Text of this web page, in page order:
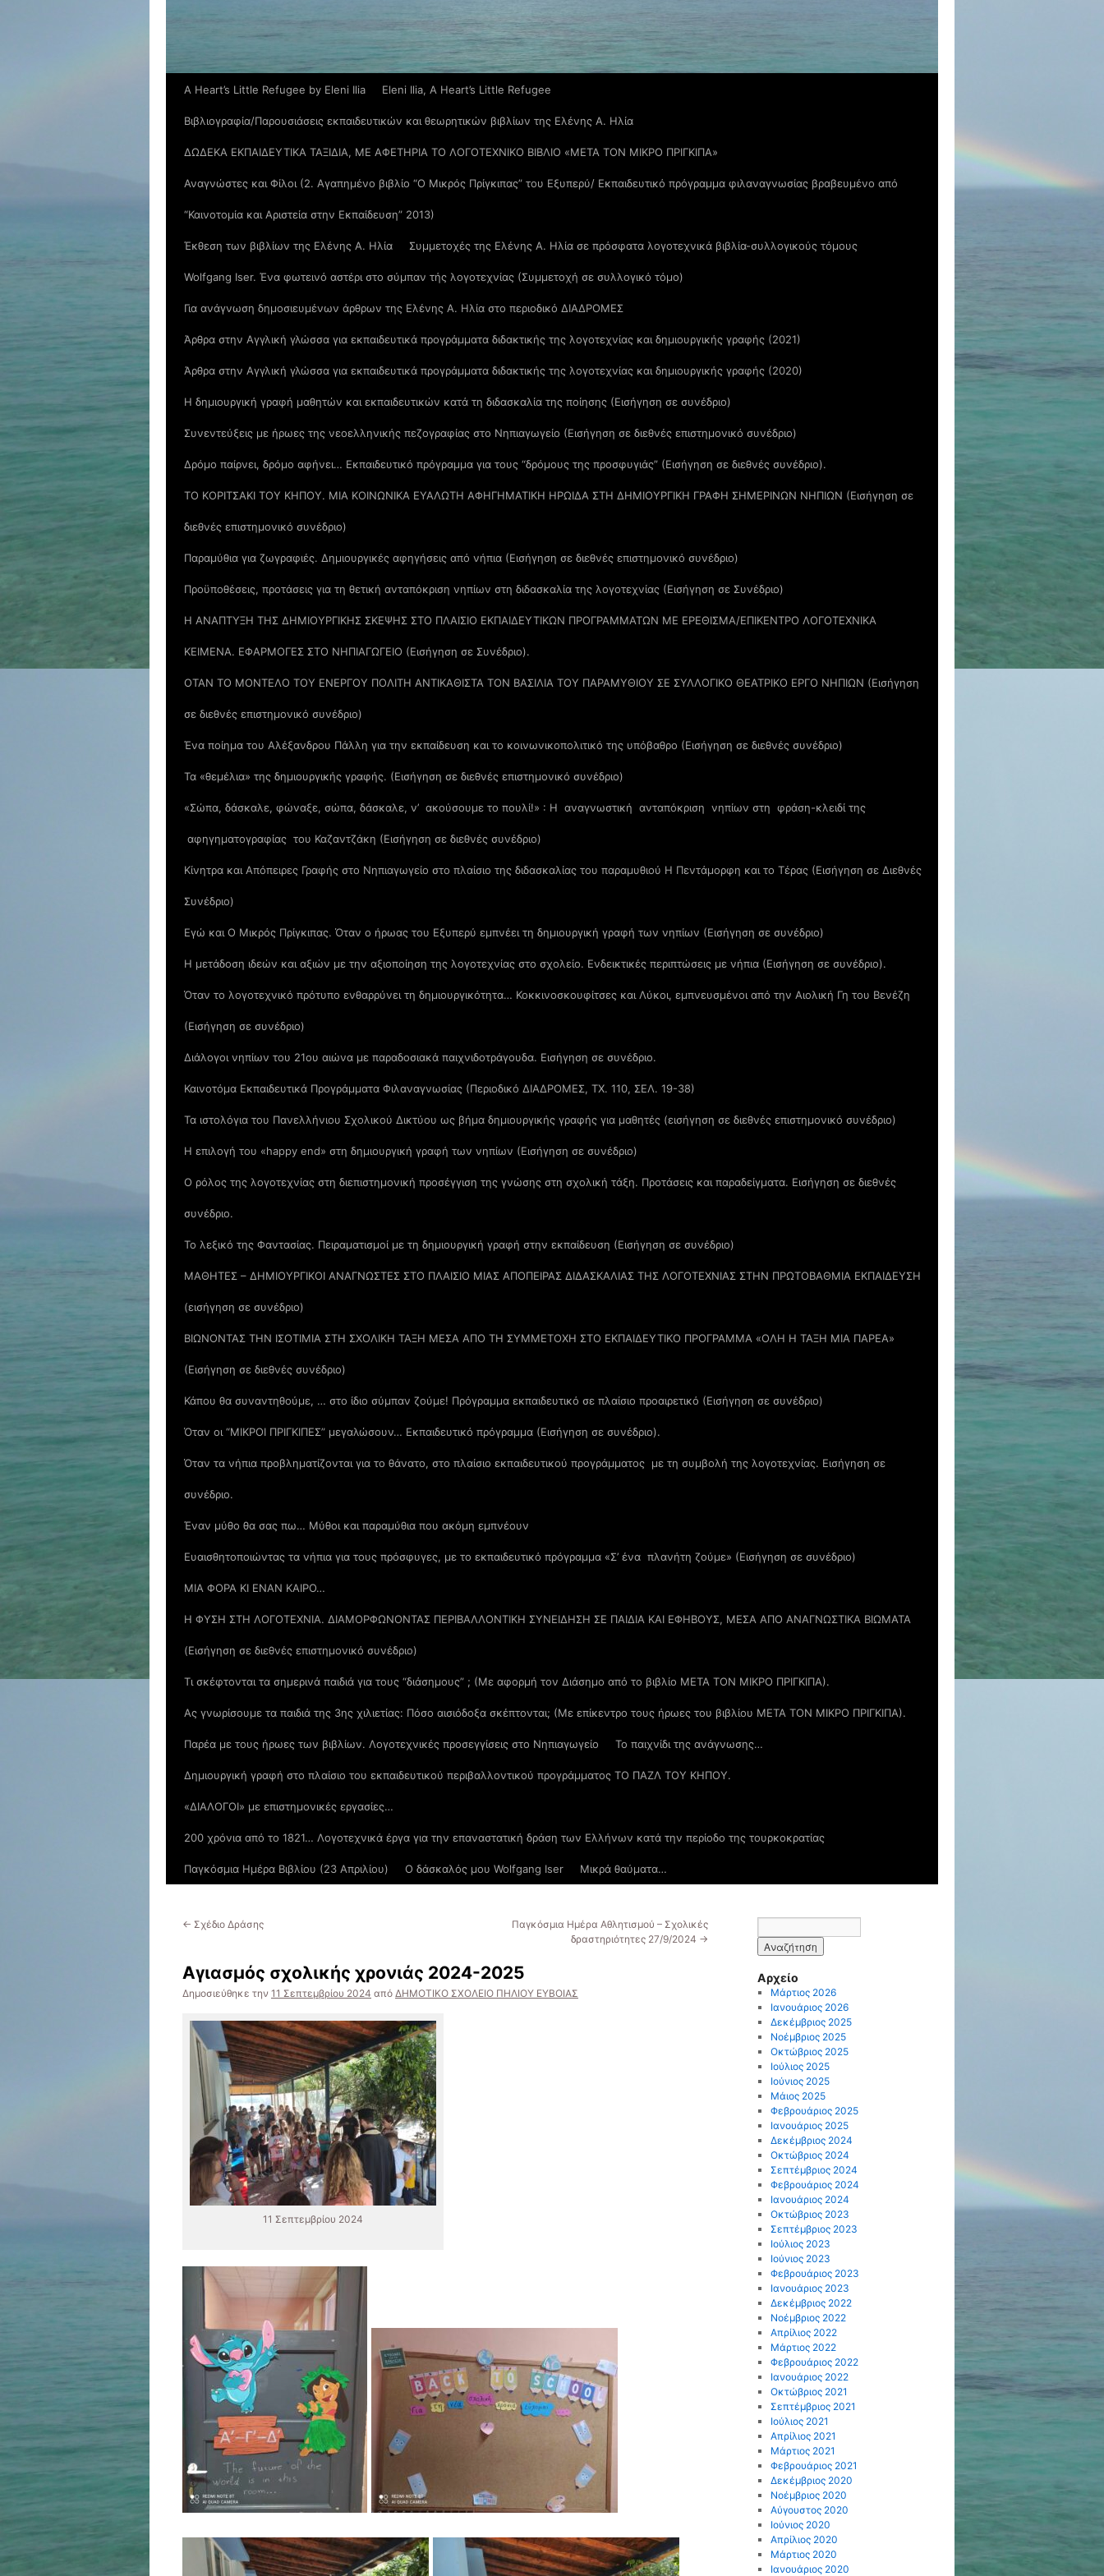
A Heart’s Little Refugee by Eleni Ilia Eleni Ilia, A Heart’s Little Refugee
Βιβλιογραφία/Παρουσιάσεις εκπαιδευτικών και θεωρητικών βιβλίων της Ελένης Α. Ηλία
ΔΩΔΕΚΑ ΕΚΠΑΙΔΕΥΤΙΚΑ ΤΑΞΙΔΙΑ, ΜΕ ΑΦΕΤΗΡΙΑ ΤΟ ΛΟΓΟΤΕΧΝΙΚΟ ΒΙΒΛΙΟ «ΜΕΤΑ ΤΟΝ ΜΙΚΡΟ ΠΡΙΓΚΙΠΑ»
Αναγνώστες και Φίλοι (2. Αγαπημένο βιβλίο “Ο Μικρός Πρίγκιπας” του Εξυπερύ/ Εκπαιδευτικό πρόγραμμα φιλαναγνωσίας βραβευμένο από
“Καινοτομία και Αριστεία στην Εκπαίδευση” 2013)
Έκθεση των βιβλίων της Ελένης Α. Ηλία Συμμετοχές της Ελένης Α. Ηλία σε πρόσφατα λογοτεχνικά βιβλία-συλλογικούς τόμους
Wolfgang Iser. Ένα φωτεινό αστέρι στο σύμπαν τής λογοτεχνίας (Συμμετοχή σε συλλογικό τόμο)
Για ανάγνωση δημοσιευμένων άρθρων της Ελένης Α. Ηλία στο περιοδικό ΔΙΑΔΡΟΜΕΣ
Άρθρα στην Αγγλική γλώσσα για εκπαιδευτικά προγράμματα διδακτικής της λογοτεχνίας και δημιουργικής γραφής (2021)
Άρθρα στην Αγγλική γλώσσα για εκπαιδευτικά προγράμματα διδακτικής της λογοτεχνίας και δημιουργικής γραφής (2020)
Η δημιουργική γραφή μαθητών και εκπαιδευτικών κατά τη διδασκαλία της ποίησης (Εισήγηση σε συνέδριο)
Συνεντεύξεις με ήρωες της νεοελληνικής πεζογραφίας στο Νηπιαγωγείο (Εισήγηση σε διεθνές επιστημονικό συνέδριο)
Δρόμο παίρνει, δρόμο αφήνει… Εκπαιδευτικό πρόγραμμα για τους “δρόμους της προσφυγιάς” (Εισήγηση σε διεθνές συνέδριο).
ΤΟ ΚΟΡΙΤΣΑΚΙ ΤΟΥ ΚΗΠΟΥ. ΜΙΑ ΚΟΙΝΩΝΙΚΑ ΕΥΑΛΩΤΗ ΑΦΗΓΗΜΑΤΙΚΗ ΗΡΩΙΔΑ ΣΤΗ ΔΗΜΙΟΥΡΓΙΚΗ ΓΡΑΦΗ ΣΗΜΕΡΙΝΩΝ ΝΗΠΙΩΝ (Εισήγηση σε
διεθνές επιστημονικό συνέδριο)
Παραμύθια για ζωγραφιές. Δημιουργικές αφηγήσεις από νήπια (Εισήγηση σε διεθνές επιστημονικό συνέδριο)
Προϋποθέσεις, προτάσεις για τη θετική ανταπόκριση νηπίων στη διδασκαλία της λογοτεχνίας (Εισήγηση σε Συνέδριο)
Η ΑΝΑΠΤΥΞΗ ΤΗΣ ΔΗΜΙΟΥΡΓΙΚΗΣ ΣΚΕΨΗΣ ΣΤΟ ΠΛΑΙΣΙΟ ΕΚΠΑΙΔΕΥΤΙΚΩΝ ΠΡΟΓΡΑΜΜΑΤΩΝ ΜΕ ΕΡΕΘΙΣΜΑ/ΕΠΙΚΕΝΤΡΟ ΛΟΓΟΤΕΧΝΙΚΑ
ΚΕΙΜΕΝΑ. ΕΦΑΡΜΟΓΕΣ ΣΤΟ ΝΗΠΙΑΓΩΓΕΙΟ (Εισήγηση σε Συνέδριο).
ΟΤΑΝ ΤΟ ΜΟΝΤΕΛΟ ΤΟΥ ΕΝΕΡΓΟΥ ΠΟΛΙΤΗ ΑΝΤΙΚΑΘΙΣΤΑ ΤΟΝ ΒΑΣΙΛΙΑ ΤΟΥ ΠΑΡΑΜΥΘΙΟΥ ΣΕ ΣΥΛΛΟΓΙΚΟ ΘΕΑΤΡΙΚΟ ΕΡΓΟ ΝΗΠΙΩΝ (Εισήγηση
σε διεθνές επιστημονικό συνέδριο)
Ένα ποίημα του Αλέξανδρου Πάλλη για την εκπαίδευση και το κοινωνικοπολιτικό της υπόβαθρο (Εισήγηση σε διεθνές συνέδριο)
Τα «θεµέλια» της δηµιουργικής γραφής. (Εισήγηση σε διεθνές επιστημονικό συνέδριο)
«Σώπα, δάσκαλε, φώναξε, σώπα, δάσκαλε, ν’ ακούσουμε το πουλί!» : Η αναγνωστική ανταπόκριση νηπίων στη φράση-κλειδί της
αφηγηματογραφίας του Καζαντζάκη (Εισήγηση σε διεθνές συνέδριο)
Κίνητρα και Απόπειρες Γραφής στο Νηπιαγωγείο στο πλαίσιο της διδασκαλίας του παραμυθιού Η Πεντάμορφη και το Τέρας (Εισήγηση σε Διεθνές
Συνέδριο)
Εγώ και Ο Μικρός Πρίγκιπας. Όταν ο ήρωας του Εξυπερύ εμπνέει τη δημιουργική γραφή των νηπίων (Εισήγηση σε συνέδριο)
Η μετάδοση ιδεών και αξιών με την αξιοποίηση της λογοτεχνίας στο σχολείο. Ενδεικτικές περιπτώσεις με νήπια (Εισήγηση σε συνέδριο).
Όταν το λογοτεχνικό πρότυπο ενθαρρύνει τη δημιουργικότητα… Κοκκινοσκουφίτσες και Λύκοι, εμπνευσμένοι από την Αιολική Γη του Βενέζη
(Εισήγηση σε συνέδριο)
Διάλογοι νηπίων του 21ου αιώνα με παραδοσιακά παιχνιδοτράγουδα. Εισήγηση σε συνέδριο.
Καινοτόμα Εκπαιδευτικά Προγράμματα Φιλαναγνωσίας (Περιοδικό ΔΙΑΔΡΟΜΕΣ, ΤΧ. 110, ΣΕΛ. 19-38)
Τα ιστολόγια του Πανελλήνιου Σχολικού Δικτύου ως βήμα δημιουργικής γραφής για μαθητές (εισήγηση σε διεθνές επιστημονικό συνέδριο)
Η επιλογή του «happy end» στη δημιουργική γραφή των νηπίων (Εισήγηση σε συνέδριο)
Ο ρόλος της λογοτεχνίας στη διεπιστημονική προσέγγιση της γνώσης στη σχολική τάξη. Προτάσεις και παραδείγματα. Εισήγηση σε διεθνές
συνέδριο.
Το λεξικό της Φαντασίας. Πειραματισμοί με τη δημιουργική γραφή στην εκπαίδευση (Εισήγηση σε συνέδριο)
ΜΑΘΗΤΕΣ – ΔΗΜΙΟΥΡΓΙΚΟΙ ΑΝΑΓΝΩΣΤΕΣ ΣΤΟ ΠΛΑΙΣΙΟ ΜΙΑΣ ΑΠΟΠΕΙΡΑΣ ΔΙΔΑΣΚΑΛΙΑΣ ΤΗΣ ΛΟΓΟΤΕΧΝΙΑΣ ΣΤΗΝ ΠΡΩΤΟΒΑΘΜΙΑ ΕΚΠΑΙΔΕΥΣΗ
(εισήγηση σε συνέδριο)
ΒΙΩΝΟΝΤΑΣ ΤΗΝ ΙΣΟΤΙΜΙΑ ΣΤΗ ΣΧΟΛΙΚΗ ΤΑΞΗ ΜΕΣΑ ΑΠΟ ΤΗ ΣΥΜΜΕΤΟΧΗ ΣΤΟ ΕΚΠΑΙΔΕΥΤΙΚΟ ΠΡΟΓΡΑΜΜΑ «ΟΛΗ Η ΤΑΞΗ ΜΙΑ ΠΑΡΕΑ»
(Εισήγηση σε διεθνές συνέδριο)
Κάπου θα συναντηθούμε, … στο ίδιο σύμπαν ζούμε! Πρόγραμμα εκπαιδευτικό σε πλαίσιο προαιρετικό (Εισήγηση σε συνέδριο)
Όταν οι “ΜΙΚΡΟΙ ΠΡΙΓΚΙΠΕΣ” μεγαλώσουν… Εκπαιδευτικό πρόγραμμα (Εισήγηση σε συνέδριο).
Όταν τα νήπια προβληματίζονται για το θάνατο, στο πλαίσιο εκπαιδευτικού προγράμματος με τη συμβολή της λογοτεχνίας. Εισήγηση σε
συνέδριο.
Έναν μύθο θα σας πω… Μύθοι και παραμύθια που ακόμη εμπνέουν
Ευαισθητοποιώντας τα νήπια για τους πρόσφυγες, με το εκπαιδευτικό πρόγραμμα «Σ’ ένα πλανήτη ζούμε» (Εισήγηση σε συνέδριο)
ΜΙΑ ΦΟΡΑ ΚΙ ΕΝΑΝ ΚΑΙΡΟ…
Η ΦΥΣΗ ΣΤΗ ΛΟΓΟΤΕΧΝΙΑ. ΔΙΑΜΟΡΦΩΝΟΝΤΑΣ ΠΕΡΙΒΑΛΛΟΝΤΙΚΗ ΣΥΝΕΙΔΗΣΗ ΣΕ ΠΑΙΔΙΑ ΚΑΙ ΕΦΗΒΟΥΣ, ΜΕΣΑ ΑΠΟ ΑΝΑΓΝΩΣΤΙΚΑ ΒΙΩΜΑΤΑ
(Εισήγηση σε διεθνές επιστημονικό συνέδριο)
Τι σκέφτονται τα σημερινά παιδιά για τους “διάσημους” ; (Με αφορμή τον Διάσημο από το βιβλίο ΜΕΤΑ ΤΟΝ ΜΙΚΡΟ ΠΡΙΓΚΙΠΑ).
Ας γνωρίσουμε τα παιδιά της 3ης χιλιετίας: Πόσο αισιόδοξα σκέπτονται; (Με επίκεντρο τους ήρωες του βιβλίου ΜΕΤΑ ΤΟΝ ΜΙΚΡΟ ΠΡΙΓΚΙΠΑ).
Παρέα με τους ήρωες των βιβλίων. Λογοτεχνικές προσεγγίσεις στο Νηπιαγωγείο Το παιχνίδι της ανάγνωσης…
Δημιουργική γραφή στο πλαίσιο του εκπαιδευτικού περιβαλλοντικού προγράμματος ΤΟ ΠΑΖΛ ΤΟΥ ΚΗΠΟΥ.
«ΔΙΑΛΟΓΟΙ» με επιστημονικές εργασίες…
200 χρόνια από το 1821… Λογοτεχνικά έργα για την επαναστατική δράση των Ελλήνων κατά την περίοδο της τουρκοκρατίας
Παγκόσμια Ημέρα Βιβλίου (23 Απριλίου) Ο δάσκαλός μου Wolfgang Iser Μικρά θαύματα…
← Σχέδιο Δράσης
Παγκόσμια Ημέρα Αθλητισμού – Σχολικές
δραστηριότητες 27/9/2024 →
Αγιασμός σχολικής χρονιάς 2024-2025
Δημοσιεύθηκε την 11 Σεπτεμβρίου 2024 από ΔΗΜΟΤΙΚΟ ΣΧΟΛΕΙΟ ΠΗΛΙΟΥ ΕΥΒΟΙΑΣ
11 Σεπτεμβρίου 2024
Αρχείο
Μάρτιος 2026
Ιανουάριος 2026
Δεκέμβριος 2025
Νοέμβριος 2025
Οκτώβριος 2025
Ιούλιος 2025
Ιούνιος 2025
Μάιος 2025
Φεβρουάριος 2025
Ιανουάριος 2025
Δεκέμβριος 2024
Οκτώβριος 2024
Σεπτέμβριος 2024
Φεβρουάριος 2024
Ιανουάριος 2024
Οκτώβριος 2023
Σεπτέμβριος 2023
Ιούλιος 2023
Ιούνιος 2023
Φεβρουάριος 2023
Ιανουάριος 2023
Δεκέμβριος 2022
Νοέμβριος 2022
Απρίλιος 2022
Μάρτιος 2022
Φεβρουάριος 2022
Ιανουάριος 2022
Οκτώβριος 2021
Σεπτέμβριος 2021
Ιούλιος 2021
Απρίλιος 2021
Μάρτιος 2021
Φεβρουάριος 2021
Δεκέμβριος 2020
Νοέμβριος 2020
Αύγουστος 2020
Ιούνιος 2020
Απρίλιος 2020
Μάρτιος 2020
Ιανουάριος 2020